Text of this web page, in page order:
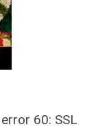
60: SSL